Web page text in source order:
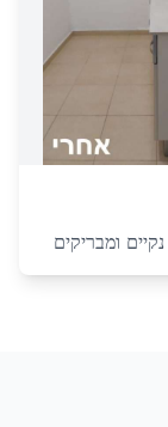
ומבריקים